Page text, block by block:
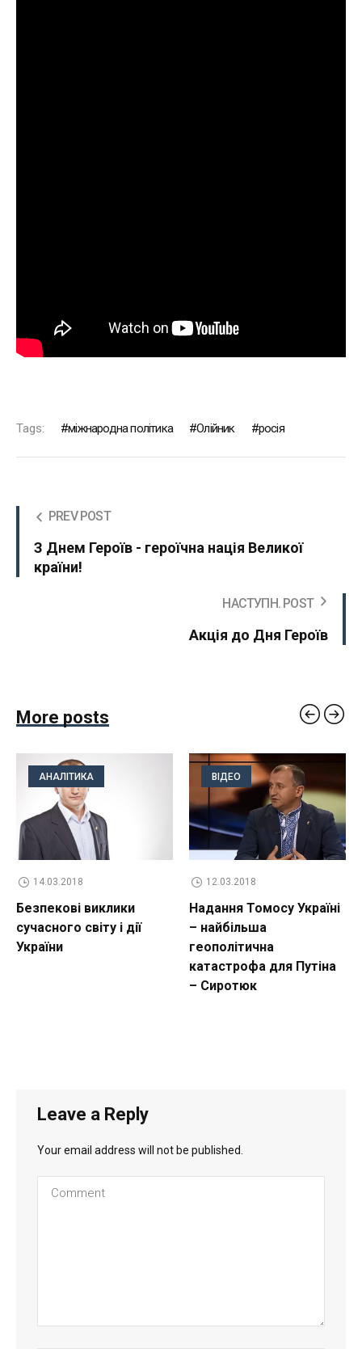
Tags: міжнародна політика Олійник росія
PREV POST
З Днем Героїв - героїчна нація Великої
країни!
НАСТУПН. POST
Акція до Дня Героїв
More posts
АНАЛІТИКА
14.03.2018
Безпекові виклики
сучасного світу і дії
України
ВІДЕО
12.03.2018
Надання Томосу Україні
– найбільша
геополітична
катастрофа для Путіна
– Сиротюк
Leave a Reply
Your email address will not be published.